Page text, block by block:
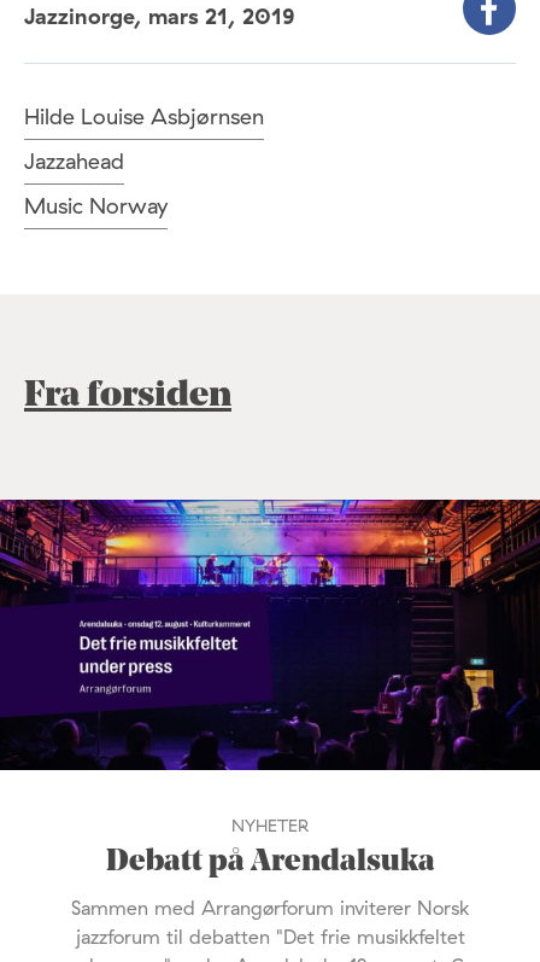
Jazzinorge, mars 21, 2019
Hilde Louise Asbjørnsen
Jazzahead
Music Norway
Fra forsiden
NYHETER
Debatt på Arendalsuka
Sammen med Arrangørforum inviterer Norsk
jazzforum til debatten "Det frie musikkfeltet